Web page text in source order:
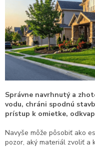
Správne navrhnutý a
vodu, chráni spodnú
prístup k omietke,
Navyše môže pôsobiť ako
pozor, aký materiál zvoliť a